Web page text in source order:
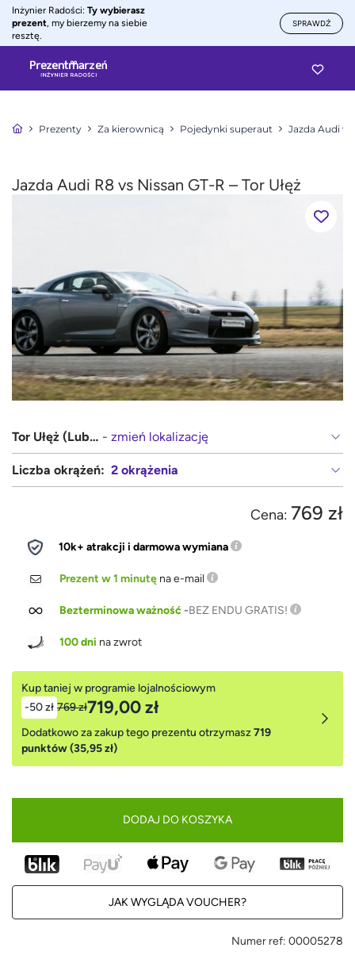
Inżynier Radości: Ty wybierasz
prezent, my bierzemy na siebie
resztę.
SPRAWDŹ
Prezenty Za kierownicą Pojedynki superaut Jazda Audi vs
Jazda Audi R8 vs Nissan GT-R – Tor Ułęż
Tor Ułęż (Lublin, Warszawa) - zmień lokalizację
Liczba okrążeń: 2 okrążenia
Cena: 769 zł
10k+ atrakcji i darmowa wymiana
Prezent w 1 minutę na e-mail
Bezterminowa ważność-BEZ ENDU GRATIS!
100 dni na zwrot
Kup taniej w programie lojalnościowym
-50 zł 769 zł719,00 zł
Dodatkowo za zakup tego prezentu otrzymasz719
punktów (35,95 zł)
DODAJ DO KOSZYKA
JAK WYGLĄDA VOUCHER?
Numer ref: 00005278